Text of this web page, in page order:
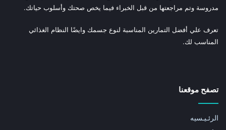
مدروسة وتم مراجعتها من قبل الخبراء فيما يخص صحتك وأسلوب حياتك.
تعرف علي أفضل التمارين المناسبة لنوع جسمك وايضًا النظام الغذائي
المناسب لك.
تصفح موقعنا
الرئـيـسيه